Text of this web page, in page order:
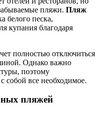
пляжи. Пляж
белого песка,
купания благодаря
полностью отключиться
Однако важно
поэтому
собой все необходимое.
пляжей